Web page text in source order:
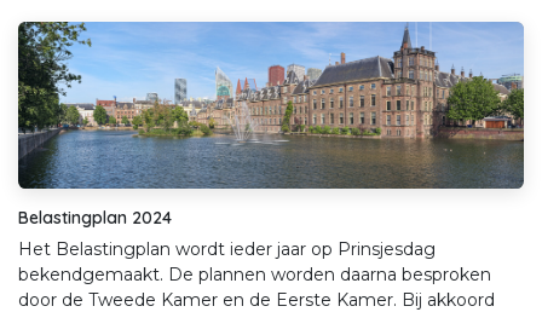
Belastingplan 2024
Het Belastingplan wordt ieder jaar op Prinsjesdag
bekendgemaakt. De plannen worden daarna besproken
door de Tweede Kamer en de Eerste Kamer. Bij akkoord